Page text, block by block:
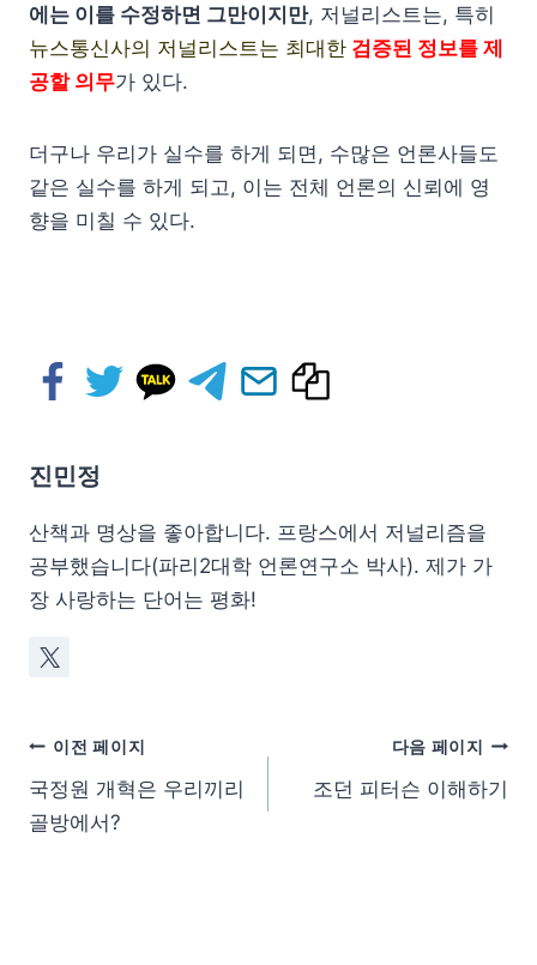
에는 이를 수정하면 그만이지만, 저널리스트는, 특히
뉴스통신사의 저널리스트는 최대한 검증된 정보를 제
공할 의무가 있다.
더구나 우리가 실수를 하게 되면, 수많은 언론사들도
같은 실수를 하게 되고, 이는 전체 언론의 신뢰에 영
향을 미칠 수 있다.
진민정
산책과 명상을 좋아합니다. 프랑스에서 저널리즘을
공부했습니다(파리2대학 언론연구소 박사). 제가 가
장 사랑하는 단어는 평화!
이전 페이지
국정원 개혁은 우리끼리
골방에서?
다음 페이지
조던 피터슨 이해하기